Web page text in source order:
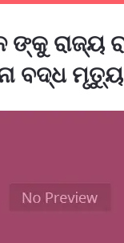
ଙ୍କୁ ରାଜ୍ୟ
ବଦ୍ଧ